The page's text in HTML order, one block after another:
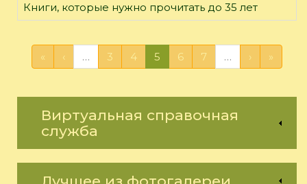
Книги, которые нужно прочитать до 35 лет
« ‹ … 3 4 5 6 7 … › »
Виртуальная справочная
служба